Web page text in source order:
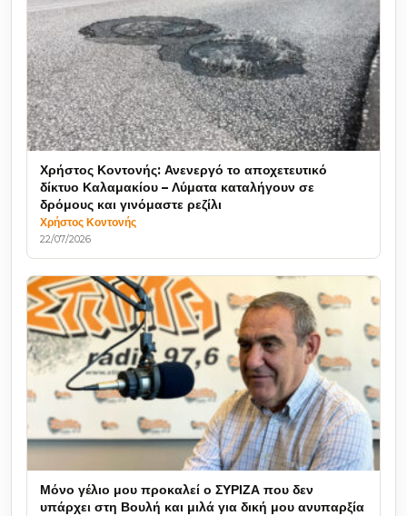
Χρήστος Κοντονής: Ανενεργό το αποχετευτικό
δίκτυο Καλαμακίου – Λύματα καταλήγουν σε
δρόμους και γινόμαστε ρεζίλι
Χρήστος Κοντονής
22/07/2026
Μόνο γέλιο μου προκαλεί ο ΣΥΡΙΖΑ που δεν
υπάρχει στη Βουλή και μιλά για δική μου ανυπαρξία